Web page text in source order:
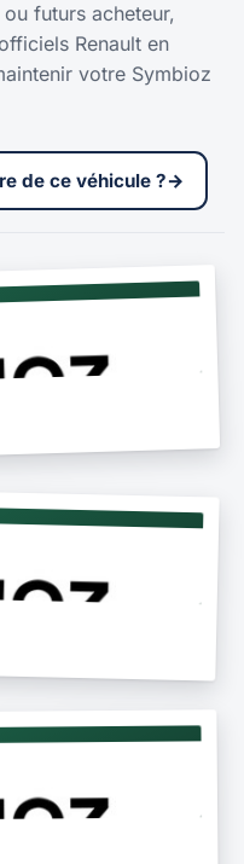
futurs acheteur,
Renault en
votre Symbioz
de ce véhicule ?→